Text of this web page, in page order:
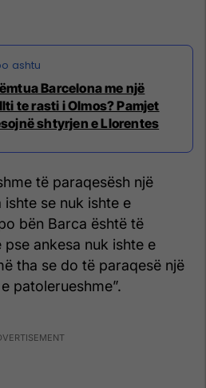
Barcelona me një
te rasti i Olmos? Pamjet
shtyrjen e Llorentes
të paraqesësh një
se nuk ishte e
bën Barca është të
ankesa nuk ishte e
tha se do të paraqesë një
patolerueshme”.